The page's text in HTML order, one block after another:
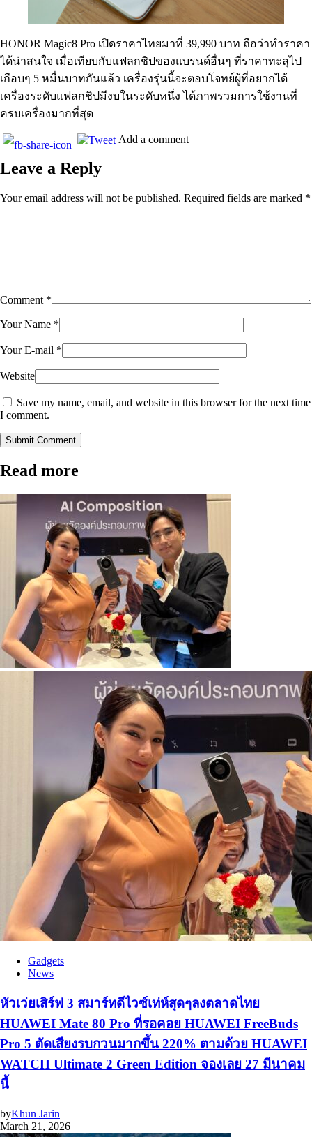
HONOR Magic8 Pro เปิดราคาไทยมาที่ 39,990 บาท ถือว่าทำราคา
ได้น่าสนใจ เมื่อเทียบกับแฟลกชิปของแบรนด์อื่นๆ ที่ราคาทะลุไป
เกือบๆ 5 หมื่นบาทกันแล้ว เครื่องรุ่นนี้จะตอบโจทย์ผู้ที่อยากได้
เครื่องระดับแฟลกชิปมีงบในระดับหนึ่ง ได้ภาพรวมการใช้งานที่
ครบเครื่องมากที่สุด
Add a comment
Leave a Reply
Your email address will not be published. Required fields are marked *
Comment *
Your Name *
Your E-mail *
Website
Save my name, email, and website in this browser for the next time
I comment.
Submit Comment
Read more
Gadgets
News
หัวเว่ยเสิร์ฟ 3 สมาร์ทดีไวซ์เท่ห์สุดๆลงตลาดไทย
HUAWEI Mate 80 Pro ที่รอคอย HUAWEI FreeBuds
Pro 5 ตัดเสียงรบกวนมากขึ้น 220% ตามด้วย HUAWEI
WATCH Ultimate 2 Green Edition จองเลย 27 มีนาคม
นี้
byKhun Jarin
March 21, 2026